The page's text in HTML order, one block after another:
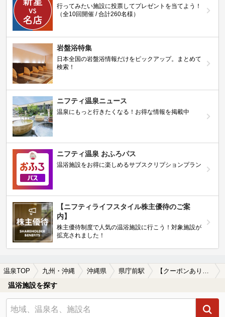
行ってみたい施設に投票してプレゼントを当てよう！
（全10回開催 / 合計260名様）
岩盤浴特集
日本全国の岩盤浴情報だけをピックアップ。まとめて
検索！
ニフティ温泉ニュース
温泉にもっと行きたくなる！お得な情報を掲載中
ニフティ温泉 おふろパス
温浴施設をお得に楽しめるサブスクリプションプラン
【ニフティライフスタイル株主優待のご案
内】
株主優待制度で人気の温浴施設に行こう！対象施設が
拡充されました！
温泉TOP 九州・沖縄 沖縄県 県庁前駅 【クーポンあり】県庁前駅近くの温泉宿・温泉旅館・ホテルおすすめ(2026年版)
温浴施設を探す